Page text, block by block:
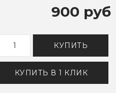
900 руб
КУПИТЬ
КУПИТЬ В 1 КЛИК